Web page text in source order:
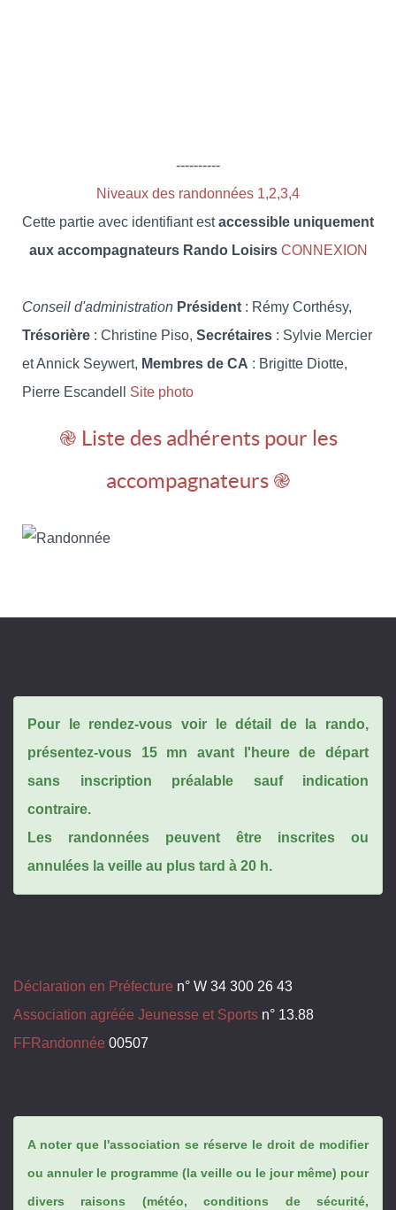
----------
Niveaux des randonnées 1,2,3,4
Cette partie avec identifiant estaccessible uniquement
aux accompagnateurs Rando Loisirs CONNEXION
Conseil d'administration Président : Rémy Corthésy,
Trésorière : Christine Piso, Secrétaires : Sylvie Mercier
et Annick Seywert, Membres de CA : Brigitte Diotte,
Pierre Escandell Site photo
֎ Liste des adhérents pour les
accompagnateurs ֎
Pour le rendez-vous voir le détail de la rando,
présentez-vous 15 mn avant l'heure de départ
sans inscription préalable sauf indication
contraire.
Les randonnées peuvent être inscrites ou
annulées la veille au plus tard à 20 h.
Déclaration en Préfecture n° W 34 300 26 43
Association agréée Jeunesse et Sports n° 13.88
FFRandonnée 00507
A noter que l'association se réserve le droit de modifier
ou annuler le programme (la veille ou le jour même) pour
divers raisons (météo, conditions de sécurité,